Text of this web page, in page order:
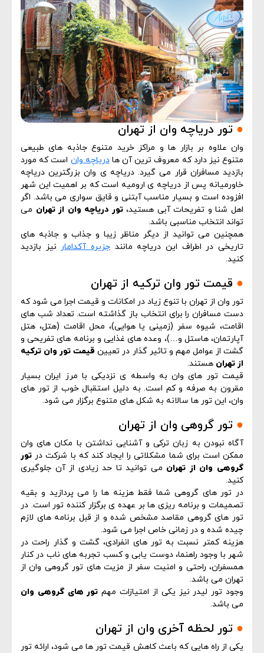
● تور دریاچه وان از تهران
وان علاوه بر بازار ها و مراکز خرید متنوع جاذبه های طبیعی
متنوع نیز دارد که معروف ترین آن هادریاچه وان است که مورد
بازدید مسافران قرار می گیرد. دریاچه ی وان بزرگترین دریاچه
خاورمیانه پس از دریاچه ی ارومیه است که بر اهمیت این شهر
افزوده است و بسیار مناسب آبتنی و قایق سواری می باشد. اگر
اهل شنا و تفریحات آبی هستید،تور دریاچه وان از تهران می
تواند انتخاب مناسبی باشد.
همچنین می توانید از دیگر مناظر زیبا و جذاب و جاذبه های
تاریخی در اطراف این دریاچه مانند جزیره آکدامار نیز بازدید
کنید.
● قیمت تور وان ترکیه از تهران
تور وان از تهران با تنوع زیاد در امکانات و قیمت اجرا می شود که
دست مسافران را برای انتخاب باز گذاشته است. تعداد شب های
اقامت، شیوه سفر (زمینی یا هوایی)، محل اقامت (هتل، هتل
آپارتمان، هاستل و…)، وعده های غذایی و برنامه های تفریحی و
گشت از عوامل مهم و تاثیر گذار در تعیین قیمت تور وان ترکیه
از تهران هستند.
قیمت تور های وان به واسطه ی نزدیکی با مرز ایران بسیار
مقرون به صرفه و کم است. به دلیل استقبال خوب از تور های
وان، این تور ها سالانه به شکل های متنوع برگزار می شود.
● تور گروهی وان از تهران
آگاه نبودن به زبان ترکی و آشنایی نداشتن با مکان های وان
ممکن است برای شما مشکلاتی را ایجاد کند که با شرکت در تور
گروهی وان از تهران می توانید تا حد زیادی از آن جلوگیری
کنید.
در تور های گروهی شما فقط هزینه ها را می پردازید و بقیه
تصمیمات و برنامه ریزی ها بر عهده ی برگزار کننده تور است. در
تور های گروهی مقاصد مشخص شده و از قبل برنامه های لازم
چیده شده و در زمانی خاص اجرا می شود.
هزینه کمتر نسبت به تور های انفرادی، گشت و گذار راحت در
شهر با وجود راهنما، دوست یابی و کسب تجربه های ناب در کنار
همسفران، راحتی و امنیت سفر از مزیت های تور گروهی وان از
تهران می باشد.
وجود تور لیدر نیز یکی از امتیازات مهم تور های گروهی وان
می باشد.
● تور لحظه آخری وان از تهران
یکی از راه هایی که باعث کاهش قیمت تور ها می شود، ارائه تور